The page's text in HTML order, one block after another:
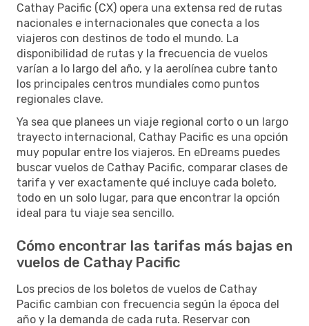
Cathay Pacific (CX) opera una extensa red de rutas
nacionales e internacionales que conecta a los
viajeros con destinos de todo el mundo. La
disponibilidad de rutas y la frecuencia de vuelos
varían a lo largo del año, y la aerolínea cubre tanto
los principales centros mundiales como puntos
regionales clave.
Ya sea que planees un viaje regional corto o un largo
trayecto internacional, Cathay Pacific es una opción
muy popular entre los viajeros. En eDreams puedes
buscar vuelos de Cathay Pacific, comparar clases de
tarifa y ver exactamente qué incluye cada boleto,
todo en un solo lugar, para que encontrar la opción
ideal para tu viaje sea sencillo.
Cómo encontrar las tarifas más bajas en
vuelos de Cathay Pacific
Los precios de los boletos de vuelos de Cathay
Pacific cambian con frecuencia según la época del
año y la demanda de cada ruta. Reservar con